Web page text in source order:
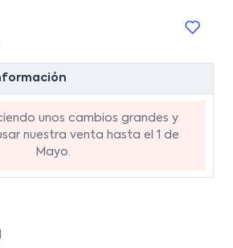
unos cambios grandes y
nuestra venta hasta el 1 de
Mayo.